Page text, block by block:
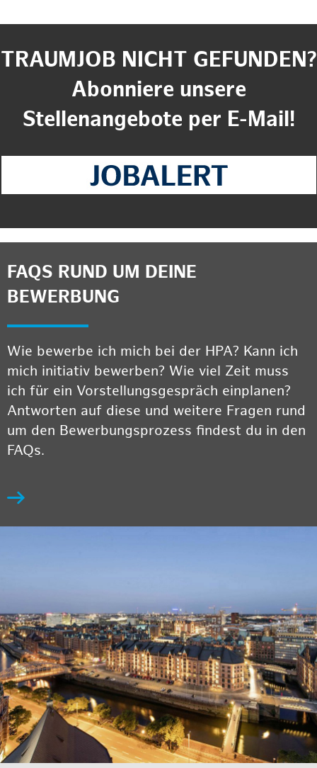
TRAUMJOB NICHT GEFUNDEN?
Abonniere unsere
Stellenangebote per E-Mail!
FAQS RUND UM DEINE
BEWERBUNG
Wie bewerbe ich mich bei der HPA? Kann ich
mich initiativ bewerben? Wie viel Zeit muss
ich für ein Vorstellungsgespräch einplanen?
Antworten auf diese und weitere Fragen rund
um den Bewerbungsprozess findest du in den
FAQs.